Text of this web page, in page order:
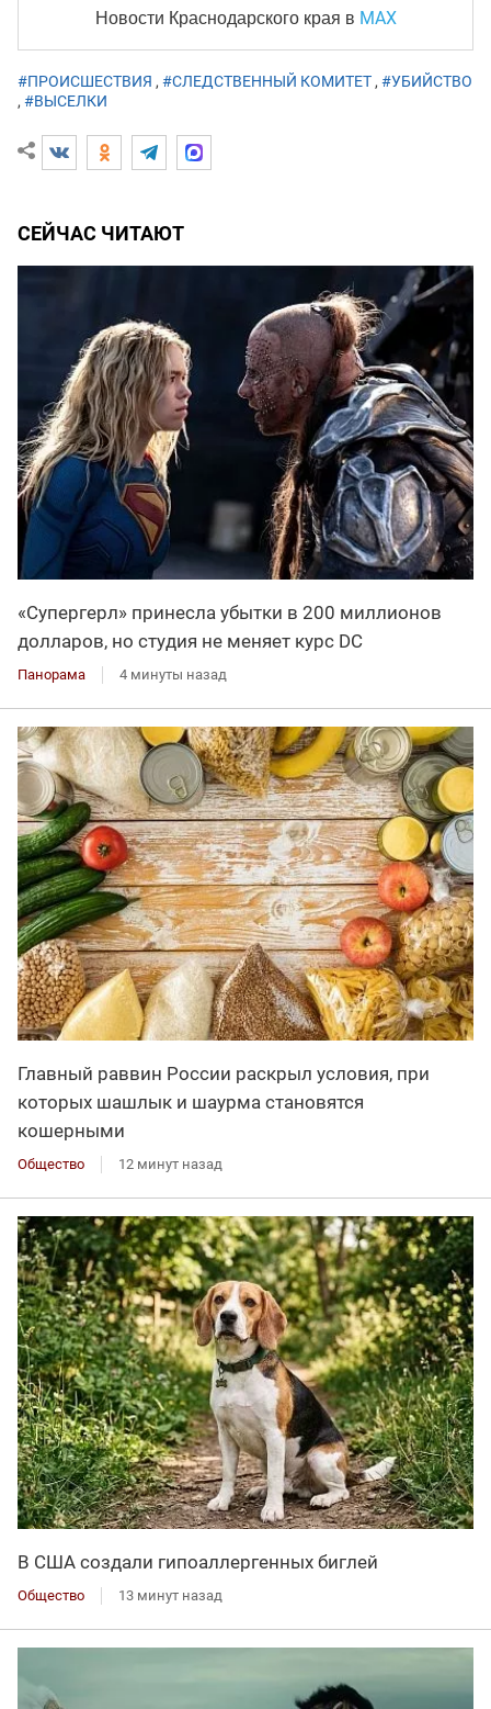
Новости Краснодарского края в MAX
#ПРОИСШЕСТВИЯ , #СЛЕДСТВЕННЫЙ КОМИТЕТ, #УБИЙСТВО
, #ВЫСЕЛКИ
СЕЙЧАС ЧИТАЮТ
«Супергерл» принесла убытки в 200 миллионов
долларов, но студия не меняет курс DC
Панорама 4 минуты назад
Главный раввин России раскрыл условия, при
которых шашлык и шаурма становятся
кошерными
Общество 12 минут назад
В США создали гипоаллергенных биглей
Общество 13 минут назад